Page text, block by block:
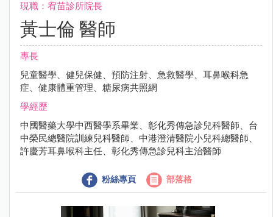
現職：宥苗診所院長
黃士倫 醫師
專長
兒童醫學、健兒保健、預防注射、急救醫學、耳鼻喉科急
症、健康體重管理、糖尿病共照網
學經歷
中國醫藥大學中西醫學系畢業、彰化秀傳急診兒科醫師、台
中榮民總醫院訓練兒科醫師、中港澄清醫院小兒科總醫師、
許慶芳耳鼻喉科主任、彰化秀傳急診兒科主治醫師
粉絲專頁 部落格